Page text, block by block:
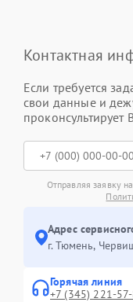
Контактная
Если требуется
свои данные и
проконсультирует
Отправляя заявку
Адрес
г. Тюмень,
Горячая линия
+7 (345) 221-